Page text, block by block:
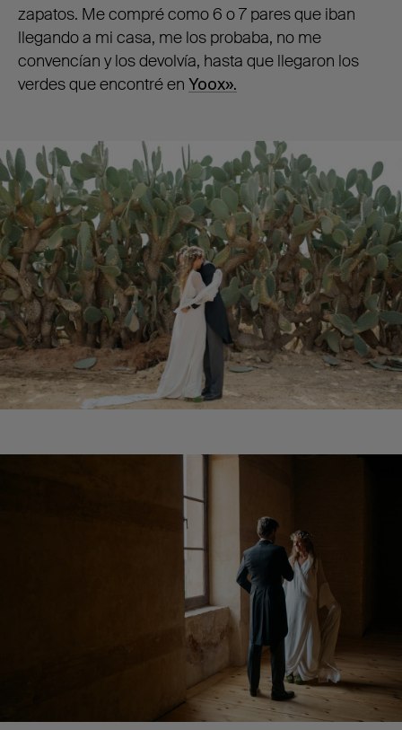
zapatos. Me compré como 6 o 7 pares que iban
llegando a mi casa, me los probaba, no me
convencían y los devolvía, hasta que llegaron los
verdes que encontré en Yoox».